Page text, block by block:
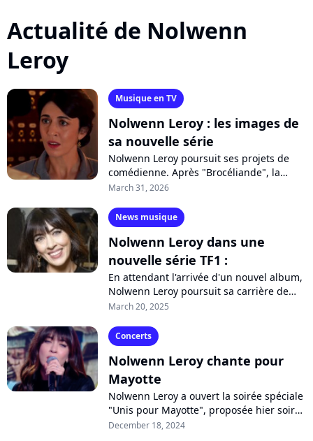
Actualité de Nolwenn
Leroy
Musique en TV
Nolwenn Leroy : les images de
sa nouvelle série
Nolwenn Leroy poursuit ses projets de
comédienne. Après "Brocéliande", la
chanteuse sera l'une des vedettes de la
March 31, 2026
News musique
Nolwenn Leroy dans une
nouvelle série TF1 :
En attendant l'arrivée d'un nouvel album,
Nolwenn Leroy poursuit sa carrière de
comédienne. Après avoir brillé dans
March 20, 2025
Concerts
Nolwenn Leroy chante pour
Mayotte
Nolwenn Leroy a ouvert la soirée spéciale
"Unis pour Mayotte", proposée hier soir
sur France 2 afin d'aider en urgence le
December 18, 2024